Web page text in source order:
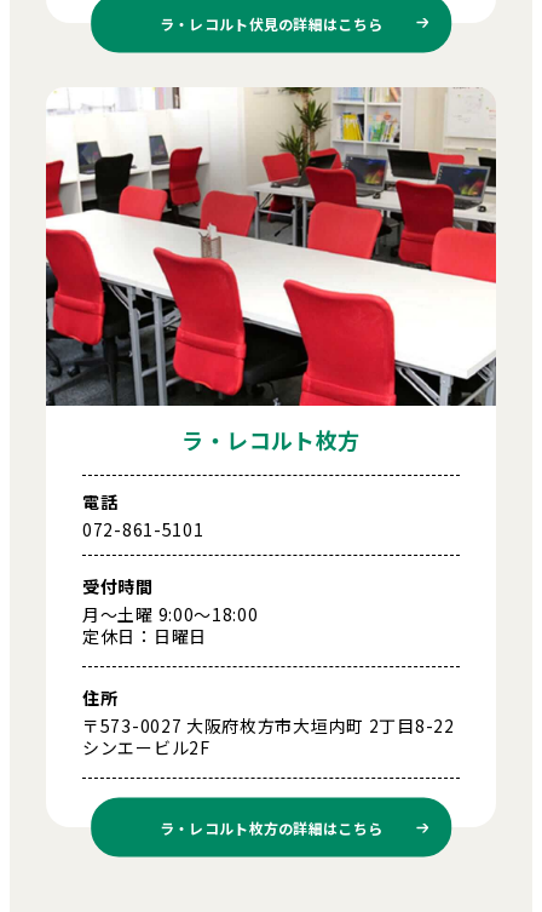
ラ・レコルト伏見の詳細はこちら
ラ・レコルト枚方
電話
072-861-5101
受付時間
月～土曜 9:00～18:00
定休日：日曜日
住所
〒573-0027 大阪府枚方市大垣内町 2丁目8-22
シンエービル2F
ラ・レコルト枚方の詳細はこちら